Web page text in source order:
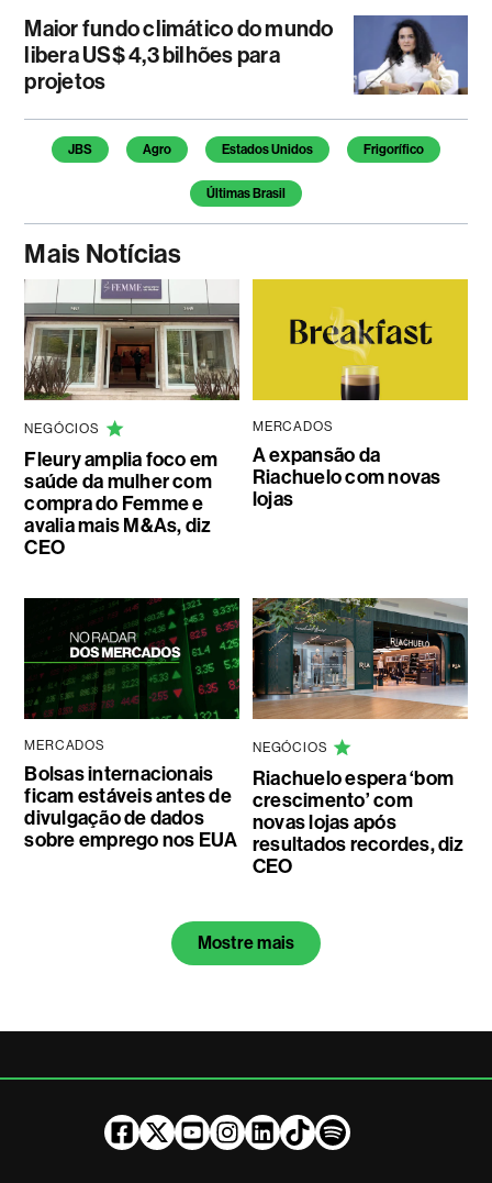
Maior fundo climático do mundo
libera US$ 4,3 bilhões para
projetos
Temas deste artigo
JBS Agro Estados Unidos Frigorífico
Últimas Brasil
Mais Notícias
NEGÓCIOS
Fleury amplia foco em
saúde da mulher com
compra do Femme e
avalia mais M&As, diz
CEO
MERCADOS
A expansão da
Riachuelo com novas
lojas
MERCADOS
Bolsas internacionais
ficam estáveis antes de
divulgação de dados
sobre emprego nos EUA
NEGÓCIOS
Riachuelo espera ‘bom
crescimento’ com
novas lojas após
resultados recordes, diz
CEO
Mostre mais